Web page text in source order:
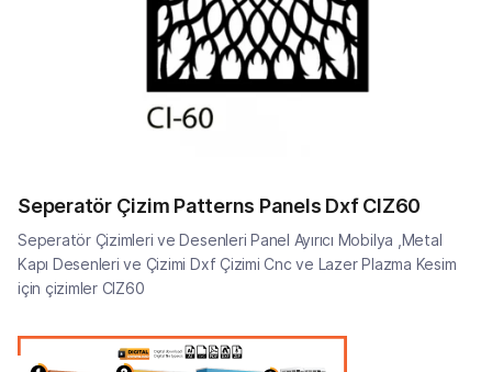
Seperatör Çizim Patterns Panels Dxf CIZ60
Seperatör Çizimleri ve Desenleri Panel Ayırıcı Mobilya ,Metal
Kapı Desenleri ve Çizimi Dxf Çizimi Cnc ve Lazer Plazma Kesim
için çizimler CIZ60